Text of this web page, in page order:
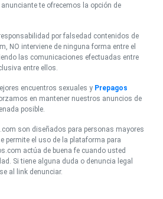
te ofrecemos la opción de
por falsedad contenidos de
NO interviene de ninguna forma entre el
las comunicaciones efectuadas entre
entre ellos.
encuentros sexuales y Prepagos
en mantener nuestros anuncios de
posible.
son diseñados para personas mayores
permite el uso de la plataforma para
actúa de buena fe cuando usted
Si tiene alguna duda o denuncia legal
al link denunciar.